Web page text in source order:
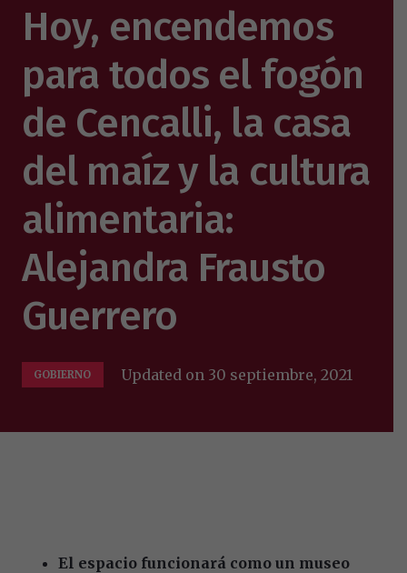
Hoy, encendemos
para todos el fogón
de Cencalli, la casa
del maíz y la cultura
alimentaria:
Alejandra Frausto
Guerrero
GOBIERNO Updated on 30 septiembre, 2021
El espacio funcionará como un museo